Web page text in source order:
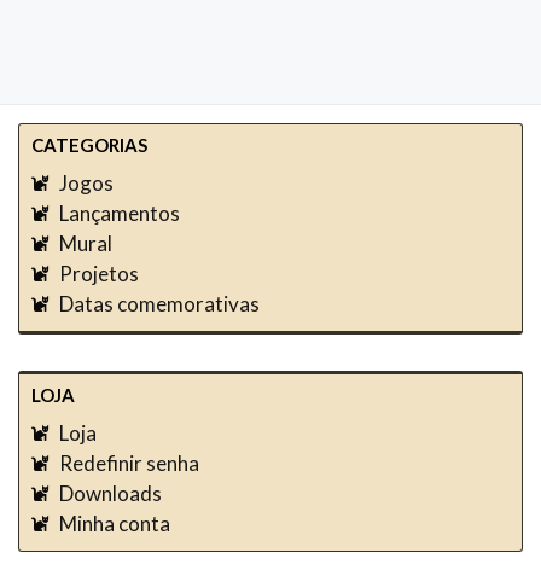
CATEGORIAS
Jogos
Lançamentos
Mural
Projetos
Datas comemorativas
LOJA
Loja
Redefinir senha
Downloads
Minha conta